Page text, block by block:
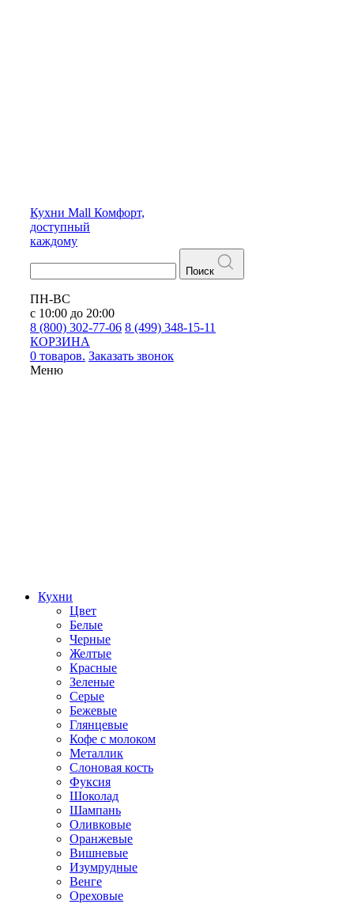
Кухни Mall Комфорт,
доступный
каждому
Поиск
ПН-ВС
с 10:00 до 20:00
8 (800) 302-77-06 8 (499) 348-15-11
КОРЗИНА
0 товаров. Заказать звонок
Меню
Кухни
Цвет
Белые
Черные
Желтые
Красные
Зеленые
Серые
Бежевые
Глянцевые
Кофе с молоком
Металлик
Слоновая кость
Фуксия
Шоколад
Шампань
Оливковые
Оранжевые
Вишневые
Изумрудные
Венге
Ореховые